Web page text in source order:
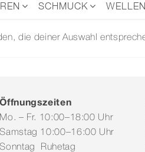
SCHMUCK
die deiner Auswahl
Öffnungszeiten
Mo. – Fr. 10:00–18:00 Uhr
Samstag 10:00–16:00 Uhr
Sonntag Ruhetag